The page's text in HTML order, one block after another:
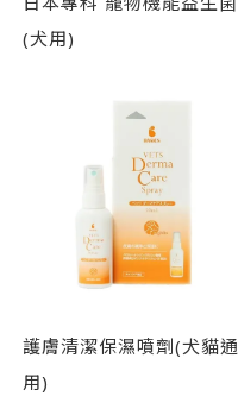
(犬用)
護膚清潔保濕噴劑(犬貓通
用)